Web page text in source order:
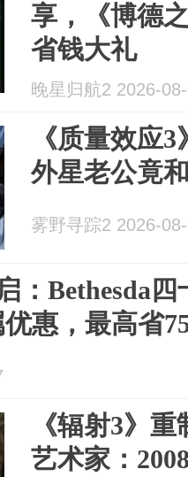
享，《博德
省钱大礼
晚星归航2 2026-
《质量效应
外星老公竟
雾野寻踪2 2026-
：Bethesda
优惠，最高省
《辐射3》
艺术家：